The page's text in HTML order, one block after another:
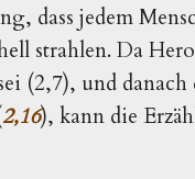
dass jedem
strahlen. Da
(2,7), und danach
2,16), kann die